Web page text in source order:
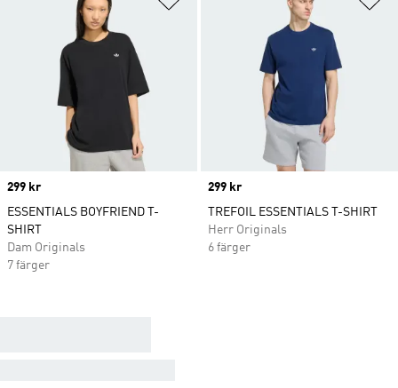
Price
299 kr
ESSENTIALS BOYFRIEND T-
SHIRT
Dam Originals
7 färger
Price
299 kr
TREFOIL ESSENTIALS T-SHIRT
Herr Originals
6 färger